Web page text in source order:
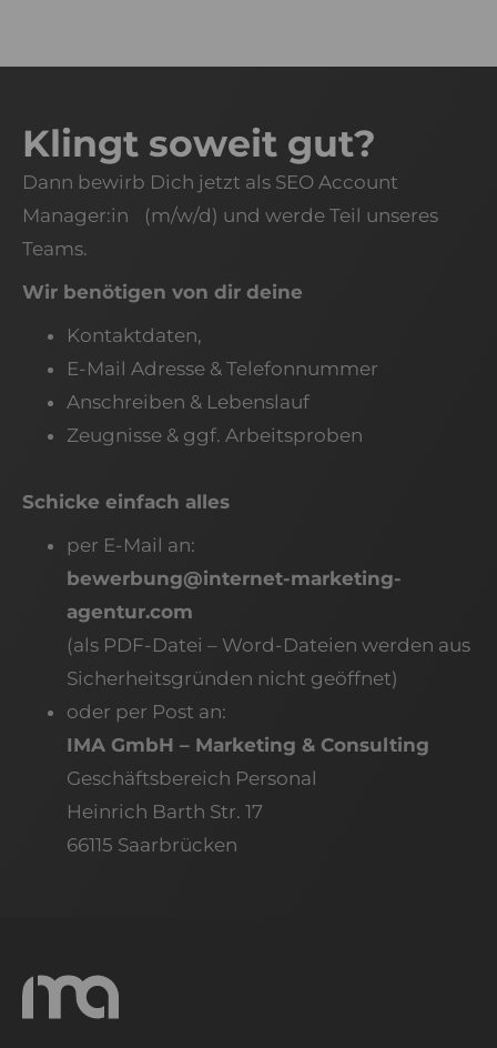
Klingt soweit gut?
Dann bewirb Dich jetzt als SEO Account
Manager:in (m/w/d) und werde Teil unseres
Teams.
Wir benötigen von dir deine
Kontaktdaten,
E-Mail Adresse & Telefonnummer
Anschreiben & Lebenslauf
Zeugnisse & ggf. Arbeitsproben
Schicke einfach alles
per E-Mail an:
bewerbung@internet-marketing-
agentur.com
(als PDF-Datei – Word-Dateien werden aus
Sicherheitsgründen nicht geöffnet)
oder per Post an:
IMA GmbH – Marketing & Consulting
Geschäftsbereich Personal
Heinrich Barth Str. 17
66115 Saarbrücken